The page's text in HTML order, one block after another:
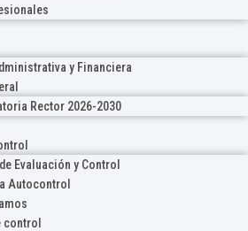
y Financiera
Rector 2026-2030
Evaluación y Control
Autocontrol
control